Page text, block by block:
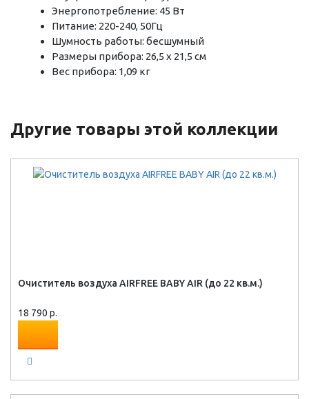
Энергопотребление: 45 Вт
Питание: 220-240, 50Гц
Шумность работы: бесшумный
Размеры прибора: 26,5 х 21,5 см
Вес прибора: 1,09 кг
Другие товары этой коллекции
Очиститель воздуха AIRFREE BABY AIR (до 22 кв.м.)
18 790 р.